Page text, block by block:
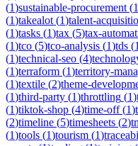
(1)sustainable-procurement (1
(1)takealot (1)talent-
(1)tasks (1)tax (5)tax-
(1)tco (5)tco-analysis (1)tds (1
(1)technical-seo (4)
(1)terraform (1)territory-
(1)textile (2)theme-
(1)third-party (1)throttling (1)
(1)tiktok-shop (4)time-off(1)
(2)timeline (5)timesheets (2)
(1)tools (1)tourism (1)